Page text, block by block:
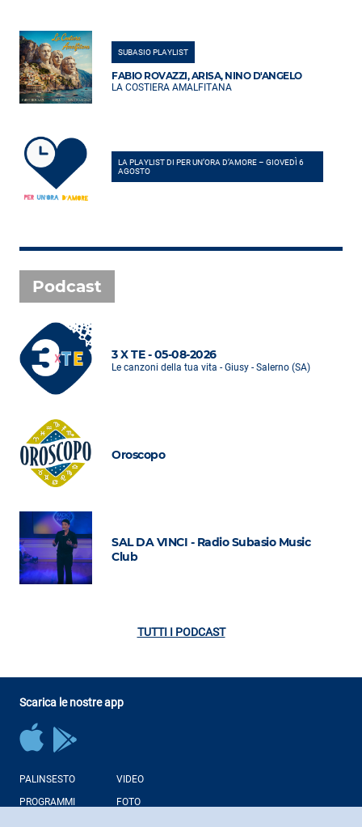
SUBASIO PLAYLIST
FABIO ROVAZZI, ARISA, NINO D'ANGELO
LA COSTIERA AMALFITANA
LA PLAYLIST DI PER UN’ORA D’AMORE – GIOVEDÌ 6
AGOSTO
Podcast
3 X TE - 05-08-2026
Le canzoni della tua vita - Giusy - Salerno (SA)
Oroscopo
SAL DA VINCI - Radio Subasio Music
Club
TUTTI I PODCAST
Scarica le nostre app
PALINSESTO
PROGRAMMI
VIDEO
FOTO